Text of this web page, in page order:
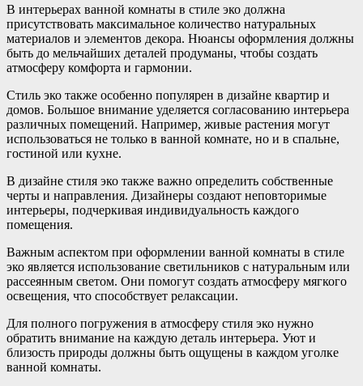
В интерьерах ванной комнаты в стиле эко должна
присутствовать максимальное количество натуральных
материалов и элементов декора. Нюансы оформления должны
быть до мельчайших деталей продуманы, чтобы создать
атмосферу комфорта и гармонии.
Стиль эко также особенно популярен в дизайне квартир и
домов. Большое внимание уделяется согласованию интерьера
различных помещений. Например, живые растения могут
использоваться не только в ванной комнате, но и в спальне,
гостиной или кухне.
В дизайне стиля эко также важно определить собственные
черты и направления. Дизайнеры создают неповторимые
интерьеры, подчеркивая индивидуальность каждого
помещения.
Важным аспектом при оформлении ванной комнаты в стиле
эко является использование светильников с натуральным или
рассеянным светом. Они помогут создать атмосферу мягкого
освещения, что способствует релаксации.
Для полного погружения в атмосферу стиля эко нужно
обратить внимание на каждую деталь интерьера. Уют и
близость природы должны быть ощущены в каждом уголке
ванной комнаты.